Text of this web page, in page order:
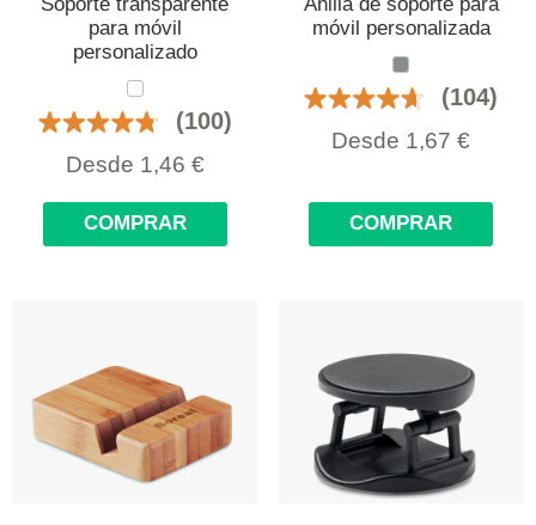
para móvil
personalizado
(100)
Desde 1,46 €
COMPRAR
móvil personalizada
(104)
Desde 1,67 €
COMPRAR